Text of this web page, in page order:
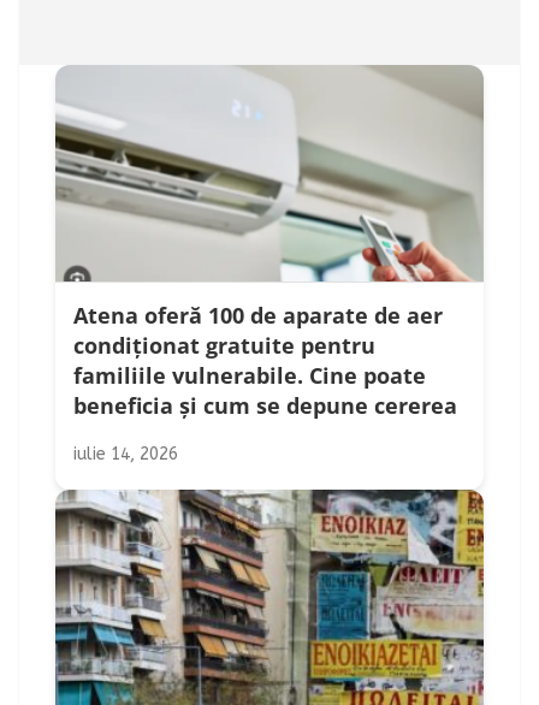
Atena oferă 100 de aparate de aer
condiționat gratuite pentru
familiile vulnerabile. Cine poate
beneficia și cum se depune cererea
iulie 14, 2026